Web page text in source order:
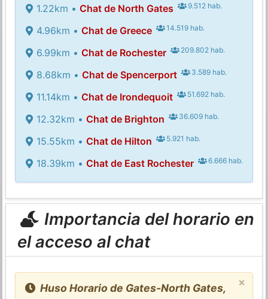
1.22km • Chat de North Gates 9.512 hab.
4.96km • Chat de Greece 14.519 hab.
6.99km • Chat de Rochester 209.802 hab.
8.68km • Chat de Spencerport 3.589 hab.
11.14km • Chat de Irondequoit 51.692 hab.
12.32km • Chat de Brighton 36.609 hab.
15.55km • Chat de Hilton 5.921 hab.
18.39km • Chat de East Rochester 6.666 hab.
Importancia del horario en
el acceso al chat
×
Huso Horario de Gates-North Gates,